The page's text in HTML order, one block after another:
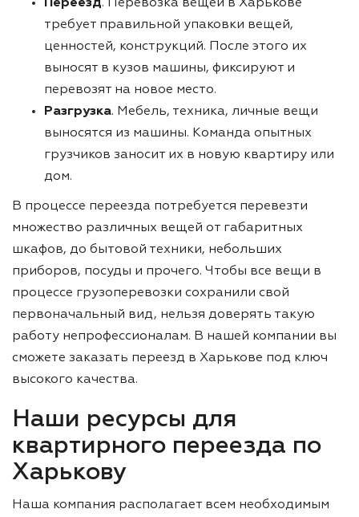
Переезд. Перевозка вещей в Харькове
требует правильной упаковки вещей,
ценностей, конструкций. После этого их
выносят в кузов машины, фиксируют и
перевозят на новое место.
Разгрузка. Мебель, техника, личные вещи
выносятся из машины. Команда опытных
грузчиков заносит их в новую квартиру или
дом.
В процессе переезда потребуется перевезти
множество различных вещей от габаритных
шкафов, до бытовой техники, небольших
приборов, посуды и прочего. Чтобы все вещи в
процессе грузоперевозки сохранили свой
первоначальный вид, нельзя доверять такую
работу непрофессионалам. В нашей компании вы
сможете заказать переезд в Харькове под ключ
высокого качества.
Наши ресурсы для
квартирного переезда по
Харькову
Наша компания располагает всем необходимым